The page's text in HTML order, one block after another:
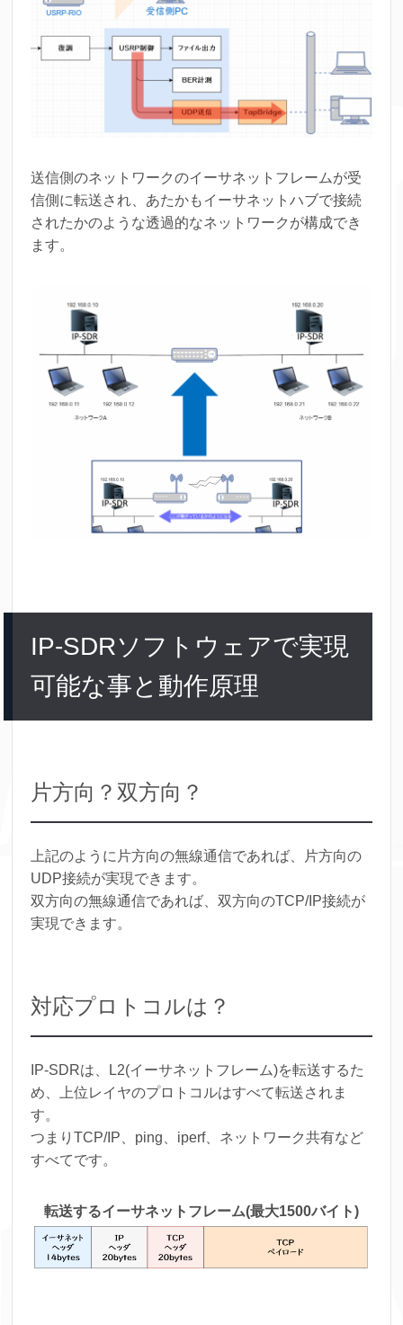
送信側のネットワークのイーサネットフレームが受
信側に転送され、あたかもイーサネットハブで接続
されたかのような透過的なネットワークが構成でき
ます。
IP-SDRソフトウェアで実現
可能な事と動作原理
片方向？双方向？
上記のように片方向の無線通信であれば、片方向の
UDP接続が実現できます。
双方向の無線通信であれば、双方向のTCP/IP接続が
実現できます。
対応プロトコルは？
IP-SDRは、L2(イーサネットフレーム)を転送するた
め、上位レイヤのプロトコルはすべて転送されま
す。
つまりTCP/IP、ping、iperf、ネットワーク共有など
すべてです。
転送するイーサネットフレーム(最大1500バイト)